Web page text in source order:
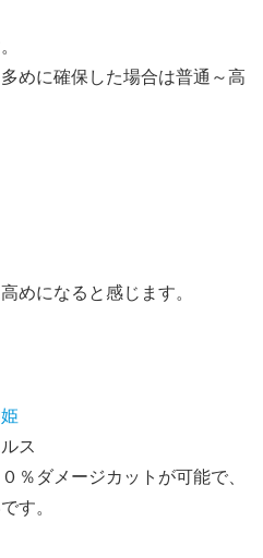
めに確保した場合は普通～高
めになると感じます。
ス
％ダメージカットが可能で、
す。